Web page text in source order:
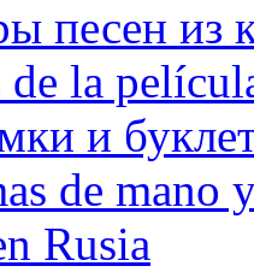
песен из
de la
и
de mano
Rusia